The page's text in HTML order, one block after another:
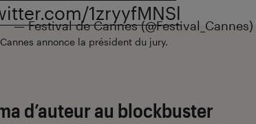
1zryyfMNSl
— Festival de Cannes (@Festival_Cannes)
annonce la président du jury.
d’auteur au blockbuster